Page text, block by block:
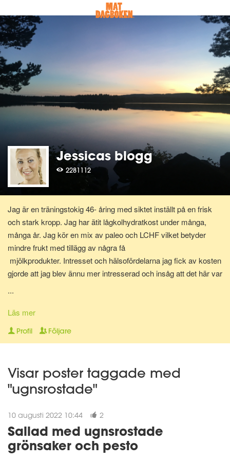
Jessicas blogg
2281112
Jag är en träningstokig 46- åring med siktet inställt på en frisk
och stark kropp. Jag har ätit lågkolhydratkost under många,
många år. Jag kör en mix av paleo och LCHF vilket betyder
mindre frukt med tillägg av några få
mjölkprodukter. Intresset och hälsofördelarna jag fick av kosten
gjorde att jag blev ännu mer intresserad och insåg att det här var
kostrådgivare via Anna Hallén utbildningar. Redo att hjälpa och
peppa dig på vägen till att nå ditt hälsomål! Om det så gäller
viktnedgång, hålla vikten, må bättre, träna på lågkolhydratkost,
...
Läs mer
Profil Följare
Visar poster taggade med
"ugnsrostade"
10 augusti 2022 10:44 2
Sallad med ugnsrostade
grönsaker och pesto